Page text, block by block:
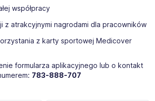
współpracy
z atrakcyjnymi nagrodami dla pracowników
z karty sportowej Medicover
formularza aplikacyjnego lub o kontakt
783-888-707​